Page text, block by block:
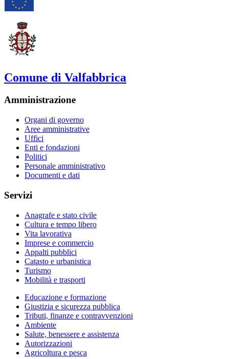
Comune di Valfabbrica
Amministrazione
Organi di governo
Aree amministrative
Uffici
Enti e fondazioni
Politici
Personale amministrativo
Documenti e dati
Servizi
Anagrafe e stato civile
Cultura e tempo libero
Vita lavorativa
Imprese e commercio
Appalti pubblici
Catasto e urbanistica
Turismo
Mobilità e trasporti
Educazione e formazione
Giustizia e sicurezza pubblica
Tributi, finanze e contravvenzioni
Ambiente
Salute, benessere e assistenza
Autorizzazioni
Agricoltura e pesca